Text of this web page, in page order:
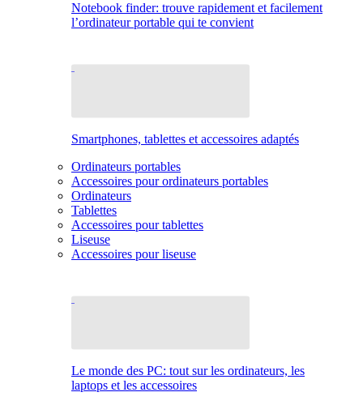
Notebook finder: trouve rapidement et facilement
l’ordinateur portable qui te convient
Smartphones, tablettes et accessoires adaptés
Ordinateurs portables
Accessoires pour ordinateurs portables
Ordinateurs
Tablettes
Accessoires pour tablettes
Liseuse
Accessoires pour liseuse
Le monde des PC: tout sur les ordinateurs, les
laptops et les accessoires